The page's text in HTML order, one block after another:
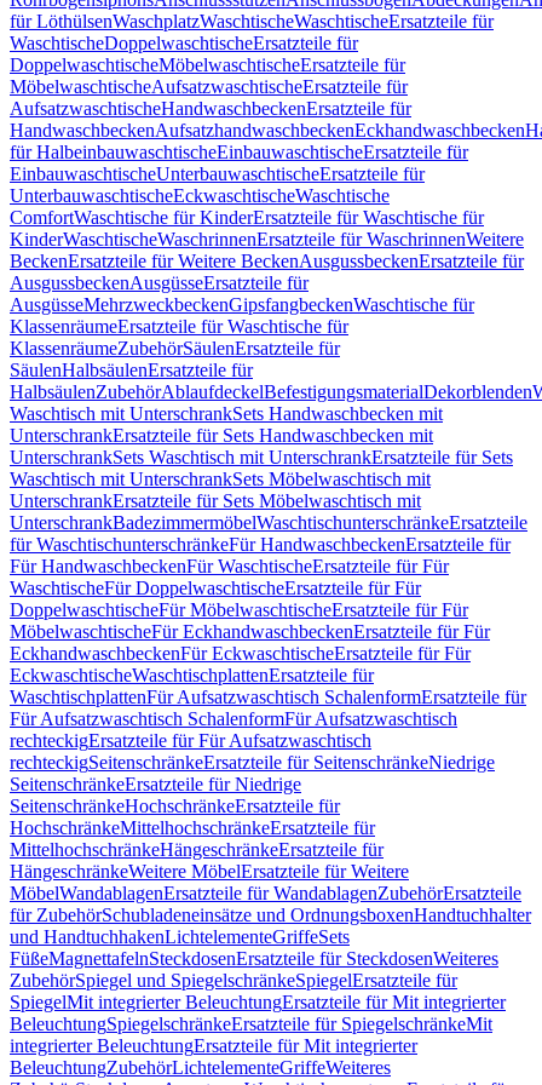
für LöthülsenWaschplatzWaschtischeWaschtischeErsatzteile für
WaschtischeDoppelwaschtischeErsatzteile für
DoppelwaschtischeMöbelwaschtischeErsatzteile für
MöbelwaschtischeAufsatzwaschtischeErsatzteile für
AufsatzwaschtischeHandwaschbeckenErsatzteile für
HandwaschbeckenAufsatzhandwaschbeckenEckhandwaschbecken
für HalbeinbauwaschtischeEinbauwaschtischeErsatzteile für
EinbauwaschtischeUnterbauwaschtischeErsatzteile für
UnterbauwaschtischeEckwaschtischeWaschtische
ComfortWaschtische für KinderErsatzteile für Waschtische für
KinderWaschtischeWaschrinnenErsatzteile für WaschrinnenWeitere
BeckenErsatzteile für Weitere BeckenAusgussbeckenErsatzteile für
AusgussbeckenAusgüsseErsatzteile für
AusgüsseMehrzweckbeckenGipsfangbeckenWaschtische für
KlassenräumeErsatzteile für Waschtische für
KlassenräumeZubehörSäulenErsatzteile für
SäulenHalbsäulenErsatzteile für
HalbsäulenZubehörAblaufdeckelBefestigungsmaterialDekorblenden
Waschtisch mit UnterschrankSets Handwaschbecken mit
UnterschrankErsatzteile für Sets Handwaschbecken mit
UnterschrankSets Waschtisch mit UnterschrankErsatzteile für Sets
Waschtisch mit UnterschrankSets Möbelwaschtisch mit
UnterschrankErsatzteile für Sets Möbelwaschtisch mit
UnterschrankBadezimmermöbelWaschtischunterschränkeErsatzteile
für WaschtischunterschränkeFür HandwaschbeckenErsatzteile für
Für HandwaschbeckenFür WaschtischeErsatzteile für Für
WaschtischeFür DoppelwaschtischeErsatzteile für Für
DoppelwaschtischeFür MöbelwaschtischeErsatzteile für Für
MöbelwaschtischeFür EckhandwaschbeckenErsatzteile für Für
EckhandwaschbeckenFür EckwaschtischeErsatzteile für Für
EckwaschtischeWaschtischplattenErsatzteile für
WaschtischplattenFür Aufsatzwaschtisch SchalenformErsatzteile für
Für Aufsatzwaschtisch SchalenformFür Aufsatzwaschtisch
rechteckigErsatzteile für Für Aufsatzwaschtisch
rechteckigSeitenschränkeErsatzteile für SeitenschränkeNiedrige
SeitenschränkeErsatzteile für Niedrige
SeitenschränkeHochschränkeErsatzteile für
HochschränkeMittelhochschränkeErsatzteile für
MittelhochschränkeHängeschränkeErsatzteile für
HängeschränkeWeitere MöbelErsatzteile für Weitere
MöbelWandablagenErsatzteile für WandablagenZubehörErsatzteile
für ZubehörSchubladeneinsätze und OrdnungsboxenHandtuchhalter
und HandtuchhakenLichtelementeGriffeSets
FüßeMagnettafelnSteckdosenErsatzteile für SteckdosenWeiteres
ZubehörSpiegel und SpiegelschränkeSpiegelErsatzteile für
SpiegelMit integrierter BeleuchtungErsatzteile für Mit integrierter
BeleuchtungSpiegelschränkeErsatzteile für SpiegelschränkeMit
integrierter BeleuchtungErsatzteile für Mit integrierter
BeleuchtungZubehörLichtelementeGriffeWeiteres